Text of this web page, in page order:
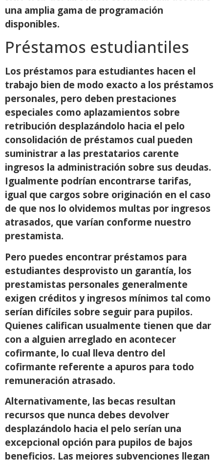
una amplia gama de programación
disponibles.
Préstamos estudiantiles
Los préstamos para estudiantes hacen el
trabajo bien de modo exacto a los préstamos
personales, pero deben prestaciones
especiales como aplazamientos sobre
retribución desplazándolo hacia el pelo
consolidación de préstamos cual pueden
suministrar a las prestatarios carente
ingresos la administración sobre sus deudas.
Igualmente podrían encontrarse tarifas,
igual que cargos sobre originación en el caso
de que nos lo olvidemos multas por ingresos
atrasados, que varían conforme nuestro
prestamista.
Pero puedes encontrar préstamos para
estudiantes desprovisto un garantía, los
prestamistas personales generalmente
exigen créditos y ingresos mínimos tal como
serían difíciles sobre seguir para pupilos.
Quienes califican usualmente tienen que dar
con a alguien arreglado en acontecer
cofirmante, lo cual lleva dentro del
cofirmante referente a apuros para todo
remuneración atrasado.
Alternativamente, las becas resultan
recursos que nunca debes devolver
desplazándolo hacia el pelo serían una
excepcional opción para pupilos de bajos
beneficios. Las mejores subvenciones llegan